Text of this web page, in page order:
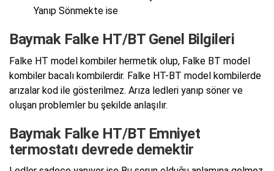
Yanıp Sönmekte ise
Baymak Falke HT/BT Genel Bilgileri
Falke HT model kombiler hermetik olup, Falke BT model
kombiler bacalı kombilerdir. Falke HT-BT model kombilerde
arızalar kod ile gösterilmez. Arıza ledleri yanıp söner ve
oluşan problemler bu şekilde anlaşılır.
Baymak Falke HT/BT Emniyet
termostatı devrede demektir